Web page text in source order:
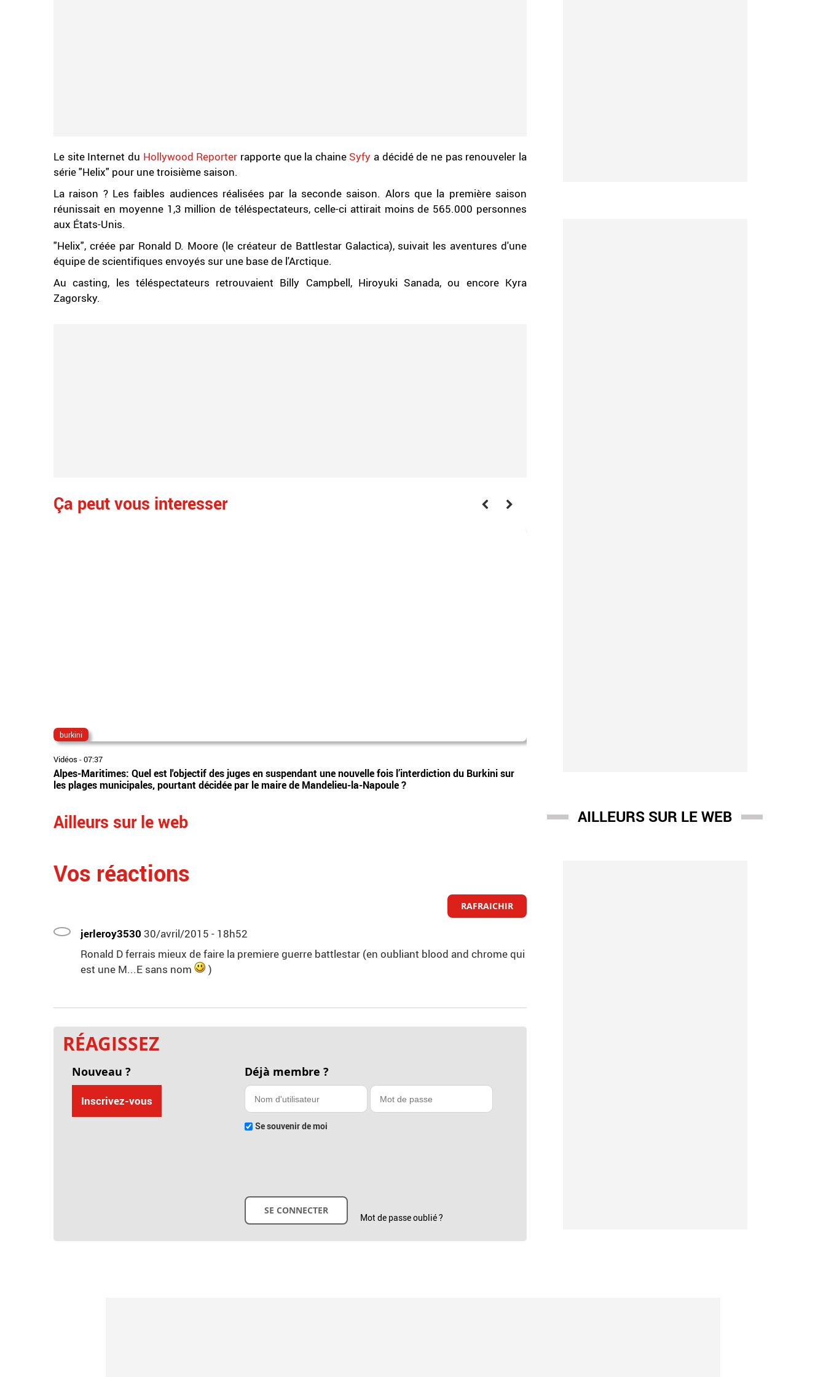
Le site Internet du Hollywood Reporter rapporte que la chaine Syfy a décidé de ne pas renouveler la
série "Helix" pour une troisième saison.
La raison ? Les faibles audiences réalisées par la seconde saison. Alors que la première saison
réunissait en moyenne 1,3 million de téléspectateurs, celle-ci attirait moins de 565.000 personnes
aux États-Unis.
"Helix", créée par Ronald D. Moore (le créateur de Battlestar Galactica), suivait les aventures d'une
équipe de scientifiques envoyés sur une base de l'Arctique.
Au casting, les téléspectateurs retrouvaient Billy Campbell, Hiroyuki Sanada, ou encore Kyra
Zagorsky.
Ça peut vous interesser
burkini
Vidéos -07:37
Alpes-Maritimes: Quel est l'objectif des juges en suspendant une nouvelle fois l’interdiction du Burkini sur
les plages municipales, pourtant décidée par le maire de Mandelieu-la-Napoule ?
Ailleurs sur le web
Vos réactions
RAFRAICHIR
jerleroy3530 30/avril/2015 - 18h52
Ronald D ferrais mieux de faire la premiere guerre battlestar (en oubliant blood and chrome qui
est une M...E sans nom
)
RÉAGISSEZ
Nouveau ?
Inscrivez-vous
Déjà membre ?
Se souvenir de moi
Mot de passe oublié ?
AILLEURS SUR LE WEB